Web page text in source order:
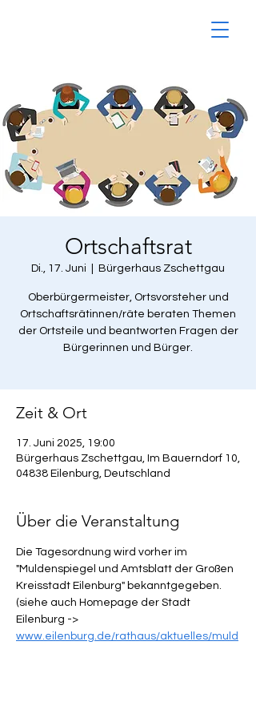
Ortschaftsrat
Di., 17. Juni Bürgerhaus Zschettgau
Oberbürgermeister, Ortsvorsteher und
Ortschaftsrätinnen/räte beraten Themen
der Ortsteile und beantworten Fragen der
Bürgerinnen und Bürger.
Zeit & Ort
17. Juni 2025, 19:00
Bürgerhaus Zschettgau, Im Bauerndorf 10,
04838 Eilenburg, Deutschland
Über die Veranstaltung
Die Tagesordnung wird vorher im
"Muldenspiegel und Amtsblatt der Großen
Kreisstadt Eilenburg" bekanntgegeben.
(siehe auch Homepage der Stadt
Eilenburg ->
www.eilenburg.de/rathaus/aktuelles/muld